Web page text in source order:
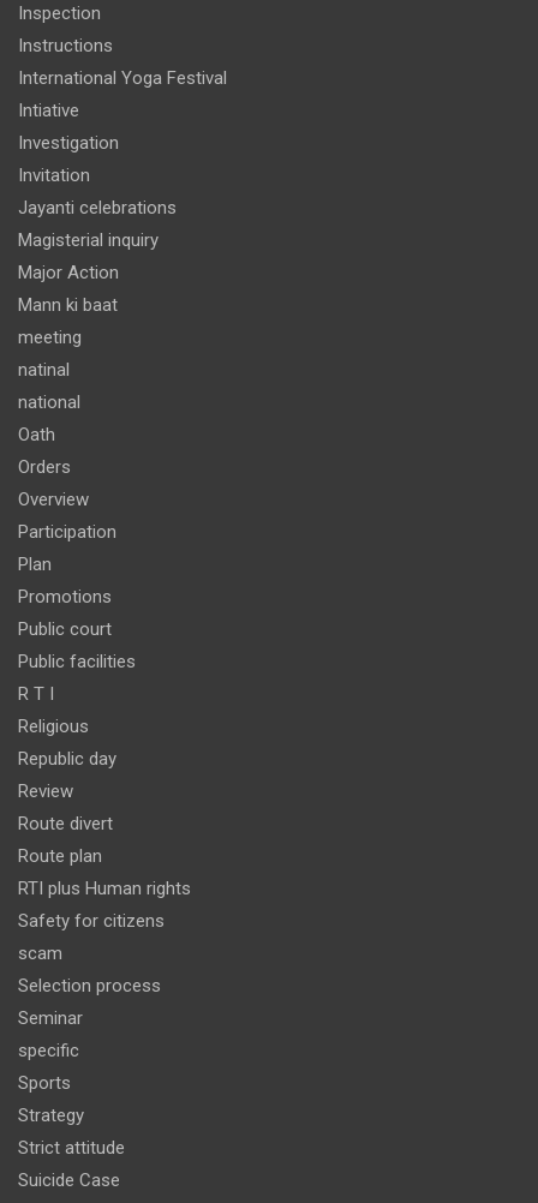
Inspection
Instructions
International Yoga Festival
Intiative
Investigation
Invitation
Jayanti celebrations
Magisterial inquiry
Major Action
Mann ki baat
meeting
natinal
national
Oath
Orders
Overview
Participation
Plan
Promotions
Public court
Public facilities
R T I
Religious
Republic day
Review
Route divert
Route plan
RTI plus Human rights
Safety for citizens
scam
Selection process
Seminar
specific
Sports
Strategy
Strict attitude
Suicide Case